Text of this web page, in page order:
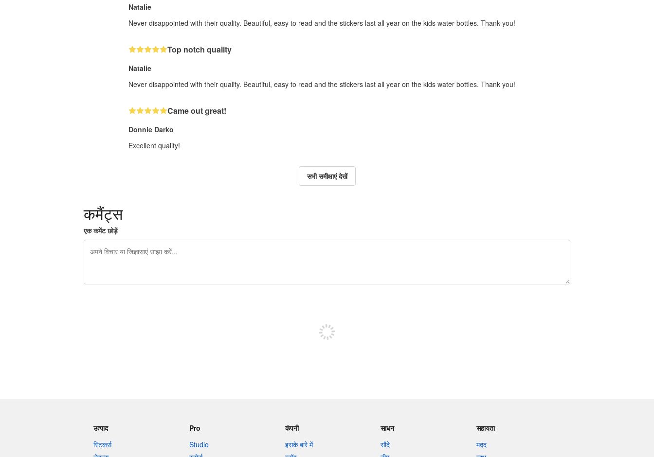
Natalie
Never disappointed with their quality. Beautiful, easy to read and the stickers last all year on the kids water bottles. Thank you!
Top notch quality
Natalie
Never disappointed with their quality. Beautiful, easy to read and the stickers last all year on the kids water bottles. Thank you!
Came out great!
Donnie Darko
Excellent quality!
सभी समीक्षाएं देखें
कमैंट्स
एक कमेंट छोड़ें
उत्पाद
स्टिकर्स
Pro
Studio
कंपनी
इसके बारे में
साधन
सौदे
सहायता
मदद